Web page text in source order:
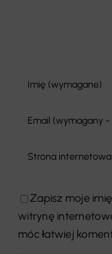
Zapisz moje
witrynę
móc łatwiej